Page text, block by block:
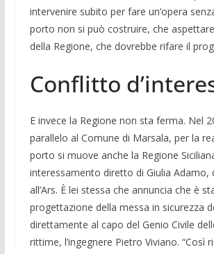
interve­nire subito per fare un’opera
porto non si può costruire, che
della Regione, che do­vrebbe rifare il
Conflitto
E invece la Regione non sta ferma. Nel
parallelo al Comune di Marsala, per la
porto si muove an­che la Regione
inter­essamento diretto di Giulia Adamo,
all’Ars. È lei stessa che annuncia che è
progettazione della messa in sicurezza
direttamente al capo del Genio Civile
rittime, l’ingegnere Pietro Viviano. “Così